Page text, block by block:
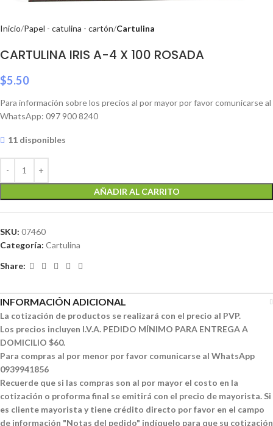
Inicio Papel - catulina - cartón Cartulina
CARTULINA IRIS A-4 X 100 ROSADA
$5.50
Para información sobre los precios al por mayor por favor comunicarse al
WhatsApp: 097 900 8240
11 disponibles
AÑADIR AL CARRITO
SKU: 07460
Categoría: Cartulina
Share:
INFORMACIÓN ADICIONAL
La cotización de productos se realizará con el precio al PVP.
Los precios incluyen I.V.A. PEDIDO MÍNIMO PARA ENTREGA A
DOMICILIO $60.
Para compras al por menor por favor comunicarse al WhatsApp
0939941856
Recuerde que si las compras son al por mayor el costo en la
cotización o proforma final se emitirá con el precio de mayorista. Si
es cliente mayorista y tiene crédito directo por favor en el campo
de información "Notas del pedido" indíquelo para que su cotización